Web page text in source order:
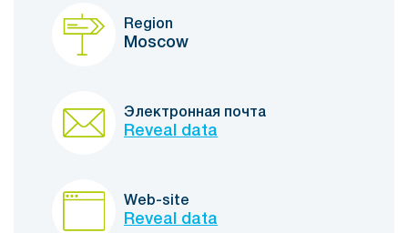
Region
Moscow
Электронная почта
Reveal data
Web-site
Reveal data